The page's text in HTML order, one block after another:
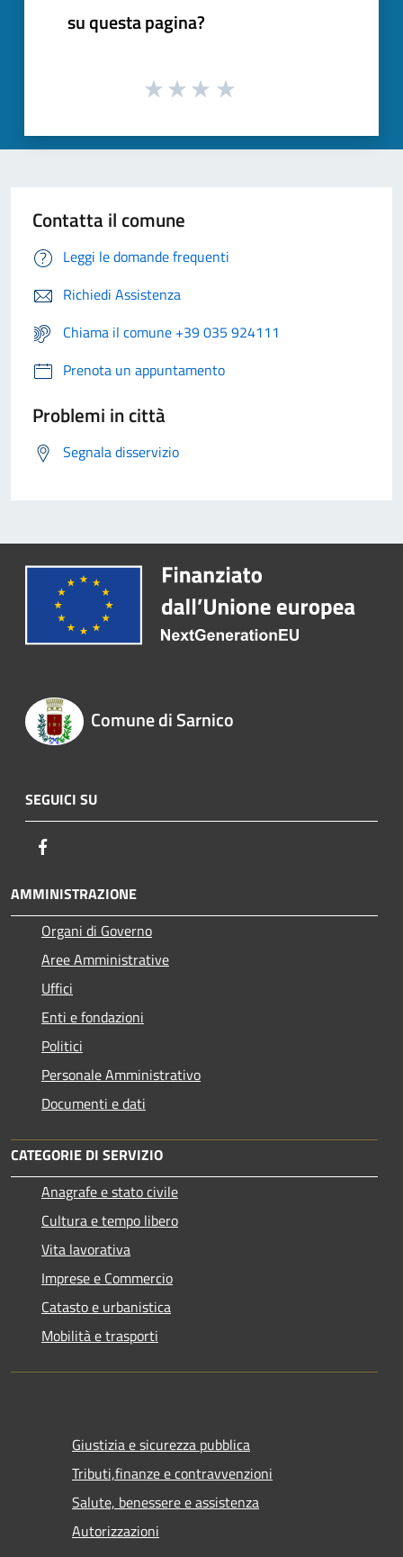
su questa pagina?
Contatta il comune
Leggi le domande frequenti
Richiedi Assistenza
Chiama il comune +39 035 924111
Prenota un appuntamento
Problemi in città
Segnala disservizio
Comune di Sarnico
SEGUICI SU
AMMINISTRAZIONE
Organi di Governo
Aree Amministrative
Uffici
Enti e fondazioni
Politici
Personale Amministrativo
Documenti e dati
CATEGORIE DI SERVIZIO
Anagrafe e stato civile
Cultura e tempo libero
Vita lavorativa
Imprese e Commercio
Catasto e urbanistica
Mobilità e trasporti
Giustizia e sicurezza pubblica
Tributi,finanze e contravvenzioni
Salute, benessere e assistenza
Autorizzazioni